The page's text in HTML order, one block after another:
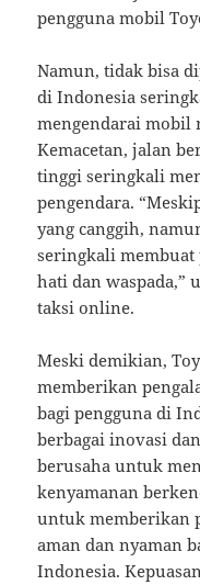
pengguna mobil
Namun, tidak bisa
di Indonesia
mengendarai mobil
Kemacetan, jalan
tinggi seringkali
pengendara.
yang canggih,
seringkali
hati dan waspada,”
taksi online.
Meski demikian,
memberikan
bagi pengguna di
berbagai inovasi
berusaha untuk
kenyamanan
untuk memberikan
aman dan nyaman
Indonesia.